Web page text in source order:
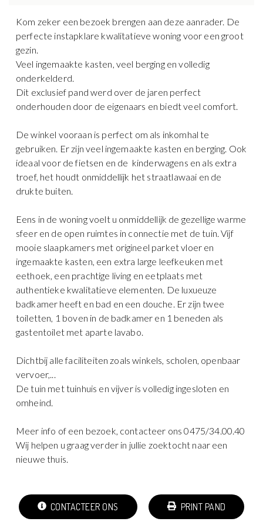
Kom zeker een bezoek brengen aan deze aanrader. De
perfecte instapklare kwalitatieve woning voor een groot
gezin.
Veel ingemaakte kasten, veel berging en volledig
onderkelderd.
Dit exclusief pand werd over de jaren perfect
onderhouden door de eigenaars en biedt veel comfort.
De winkel vooraan is perfect om als inkomhal te
gebruiken. Er zijn veel ingemaakte kasten en berging. Ook
ideaal voor de fietsen en de kinderwagens en als extra
troef, het houdt onmiddellijk het straatlawaai en de
drukte buiten.
Eens in de woning voelt u onmiddellijk de gezellige warme
sfeer en de open ruimtes in connectie met de tuin. Vijf
mooie slaapkamers met origineel parket vloer en
ingemaakte kasten, een extra large leefkeuken met
eethoek, een prachtige living en eetplaats met
authentieke kwalitatieve elementen. De luxueuze
badkamer heeft en bad en een douche. Er zijn twee
toiletten, 1 boven in de badkamer en 1 beneden als
gastentoilet met aparte lavabo.
Dichtbij alle faciliteiten zoals winkels, scholen, openbaar
vervoer,...
De tuin met tuinhuis en vijver is volledig ingesloten en
omheind.
Meer info of een bezoek, contacteer ons 0475/34.00.40
Wij helpen u graag verder in jullie zoektocht naar een
nieuwe thuis.
CONTACTEER ONS PRINT PAND